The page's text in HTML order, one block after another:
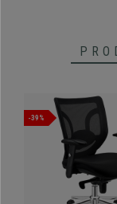
-39%